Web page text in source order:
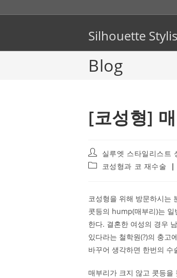
Silhouette
Blog
[코성형]
Post
author:
실루엣 스타일리스트
Post코성형과 코 재수술
코성형을 위해 방문하시는
콧등의 hump(매부리)는 일
한다. 결혼한 여성의 경우
있다라는 철학원(?)의 충고
바꾸어 생각하면 한번의
매부리가 크지 않고 콧등을